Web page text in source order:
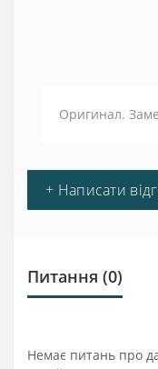
Оригинал.
+ Написати
Питання (0)
Немає питань про